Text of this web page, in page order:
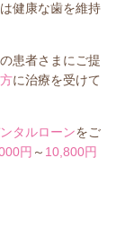
健康な歯を維持
患者さまにご提
に治療を受けて
タルローンをご
円 ～ 10,800円